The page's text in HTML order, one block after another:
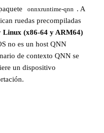
onnxruntime-qnn . A
ruedas precompiladas
Linux (x86-64 y ARM64)
no es un host QNN
de contexto QNN se
un dispositivo